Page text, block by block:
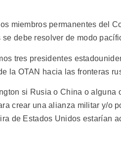
miembros permanentes del
debe resolver de modo
tres presidentes
la OTAN hacia las fronteras
si Rusia o China o
crear una alianza militar y/o
de Estados Unidos estarían